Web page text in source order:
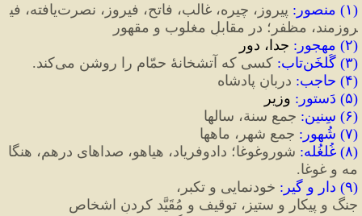
(۱) منصور :
پیروز، چیره، غالب، فاتح، فیروز، نصرت‌یافته، فی
روزمند، مظفر؛ در مقابلِ مغلوب و مقهور
(۲) مهجور : جدا، دور
(۳) گُلخَن‌تاب : کسی که آتشخانهٔ حمّام را روشن می‌کند.
(۴) حاجب: دربانِ پادشاه
(۵) دَستور : وزیر
(۶) سِنین: جمعِ سنة، سالها
(۷) شُهور : جمعِ شهر، ماهها
(۸) غُلغُله:
شور‌و‌غوغا‌؛ داد‌وفریاد، هیاهو، صداهای درهم‌، هنگا
مه و غوغا.
(۹) دار و گیر :
جنگ و پیکار و ستیز، توقیف و مُقَیَّد کردنِ اشخاص